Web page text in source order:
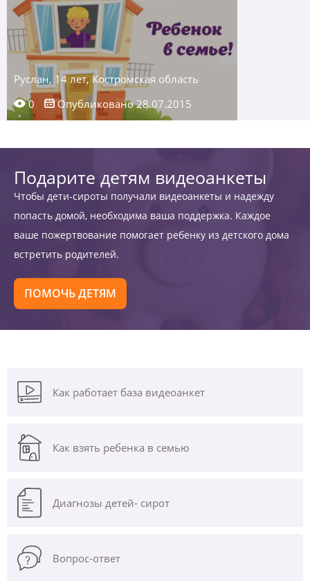
Руслан, 14 лет, Костромская область
0
Опубликовано 28.07.2015
Подарите детям видеоанкеты
Чтобы дети-сироты получали видеоанкеты и надежду
попасть домой, необходима ваша поддержка. Каждое
ваше пожертвование помогает ребенку из детского дома
встретить родителей.
ПОМОЧЬ ДЕТЯМ
Как работает база видеоанкет
Как взять ребенка в семью
Диагнозы детей- сирот
Вопрос-ответ